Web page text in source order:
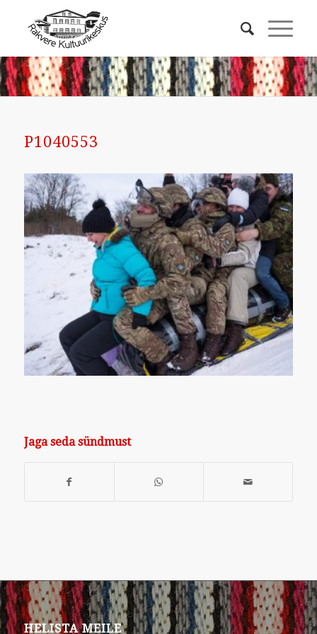
P1040553
Jaga seda sündmust
HELISTA MEILE